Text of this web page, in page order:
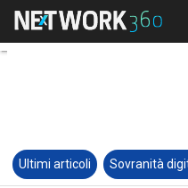
Ultimi articoli Sovranità